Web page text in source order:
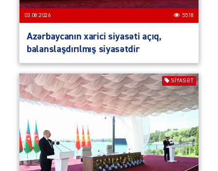
03.08.2026 5518
Azərbaycanın xarici siyasəti açıq,
balanslaşdırılmış siyasətdir
SIYASƏT